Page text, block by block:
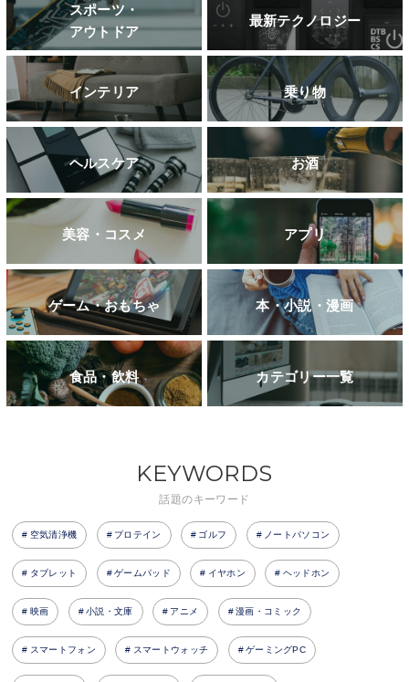
スポーツ・
アウトドア
最新テクノロジー
インテリア 乗り物
ヘルスケア お酒
美容・コスメ アプリ
ゲーム・おもちゃ 本・小説・漫画
食品・飲料 カテゴリー一覧
KEYWORDS
話題のキーワード
空気清浄機 プロテイン ゴルフ ノートパソコン
タブレット ゲームパッド イヤホン ヘッドホン
映画 小説・文庫 アニメ 漫画・コミック
スマートフォン スマートウォッチ ゲーミングPC